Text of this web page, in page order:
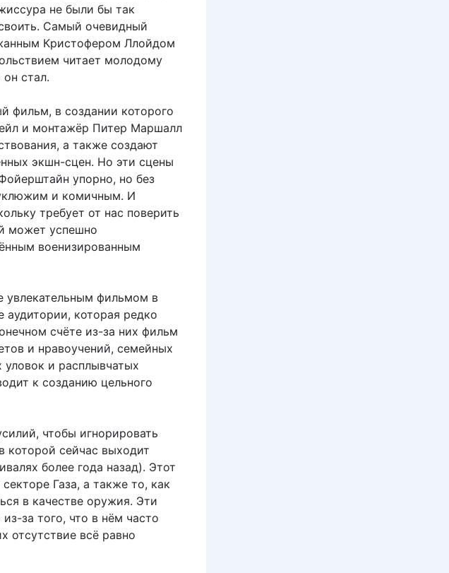
не были бы так
Самый очевидный
Кристофером Ллойдом
читает молодому
стал.
фильм, в создании которого
и монтажёр Питер Маршалл
а также создают
экшн-сцен. Но эти сцены
упорно, но без
и комичным. И
требует от нас поверить
может успешно
военизированным
увлекательным фильмом в
которая редко
счёте из-за них фильм
и нравоучений, семейных
и расплывчатых
к созданию цельного
чтобы игнорировать
которой сейчас выходит
более года назад). Этот
Газа, а также то, как
в качестве оружия. Эти
за того, что в нём часто
отсутствие всё равно